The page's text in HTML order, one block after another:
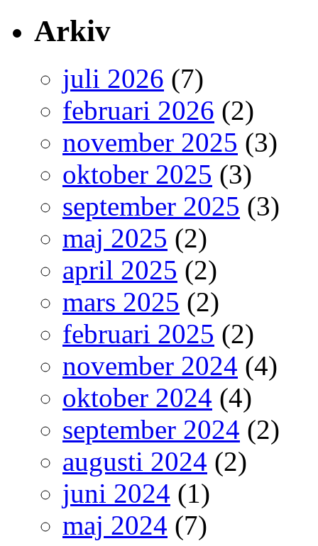
Arkiv
juli 2026 (7)
februari 2026 (2)
november 2025 (3)
oktober 2025 (3)
september 2025 (3)
maj 2025 (2)
april 2025 (2)
mars 2025 (2)
februari 2025 (2)
november 2024 (4)
oktober 2024 (4)
september 2024 (2)
augusti 2024 (2)
juni 2024 (1)
maj 2024 (7)